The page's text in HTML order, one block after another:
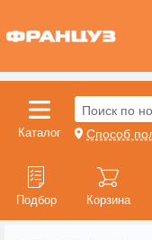
Каталог
Поиск по
Способ
Подбор Корзина